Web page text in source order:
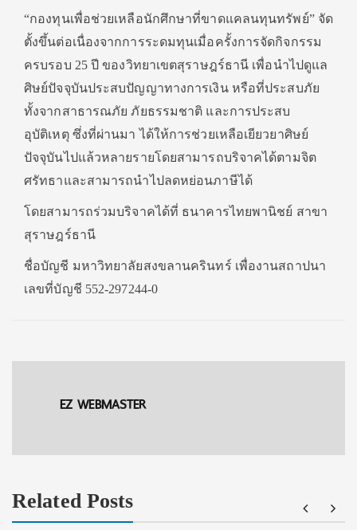
“กองทุนเพื่อช่วยเหลือนักศึกษาที่ขาดแคลนทุนทรัพย์” จัด
ตั้งขึ้นต่อเนื่องจากการระดมทุนเมื่อครั้งการจัดกิจกรรม
ครบรอบ 25ปี ของวิทยาเขตสุราษฎร์ธานี เพื่อนำไปดูแล
ศิษย์ปัจจุบันประสบปัญญาทางการเงิน หรือที่ประสบภัย
ทั้งจากสาธารณภัย ภัยธรรมชาติ และการประสบ
อุบัติเหตุ ซึ่งที่ผ่านมา ได้ให้การช่วยเหลือเยียวยาศิษย์
ปัจจุบันไปแล้วหลายรายโดยสามารถบริจาคได้ตามจิต
ศรัทธาและสามารถนำไปลดหย่อนภาษีได้
โดยสามารถร่วมบริจาคได้ที่ ธนาคารไทยพานิชย์ สาขา
สุราษฎร์ธานี
ชื่อบัญชี มหาวิทยาลัยสงขลานครินทร์ เพื่องานสถาปนา
เลขที่บัญชี 552-297244-0
EZ WEBMASTER
Related Posts